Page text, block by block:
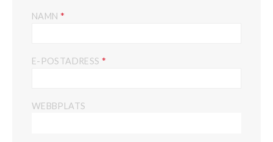
NAMN *
E-POSTADRESS *
WEBBPLATS